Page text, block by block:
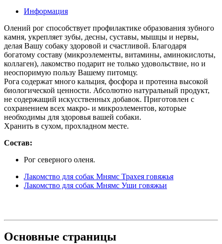
Информация
Олений рог способствует профилактике образования зубного
камня, укрепляет зубы, десны, суставы, мышцы и нервы,
делая Вашу собаку здоровой и счастливой. Благодаря
богатому составу (микроэлементы, витамины, аминокислоты,
коллаген), лакомство подарит не только удовольствие, но и
неоспоримую пользу Вашему питомцу.
Рога содержат много кальция, фосфора и протеина высокой
биологической ценности. Абсолютно натуральный продукт,
не содержащий искусственных добавок. Приготовлен с
сохранением всех макро- и микроэлементов, которые
необходимы для здоровья вашей собаки.
Хранить в сухом, прохладном месте.
Состав:
Рог северного оленя.
Лакомство для собак Мнямс Трахея говяжья
Лакомство для собак Мнямс Уши говяжьи
Основные страницы